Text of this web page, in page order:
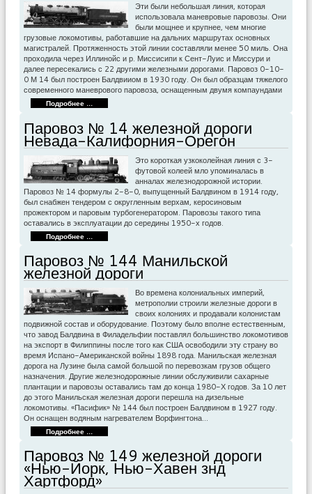
Эти были небольшая линия, которая
использовала маневровые паровозы. Они
были мощнее и крупнее, чем многие
грузовые локомотивы, работавшие на дальних маршрутах основных
магистралей. Протяженность этой линии составляли менее 50 миль. Она
проходила через Иллинойс и р. Миссисипи к Сент-Луис и Миссури и
далее пересекались с 22 другими железными дорогами. Паровоз 0-10-
0 М 14 был построен Балдвииом в 1930 году. Он был образцам тяжелого
современного маневрового паровоза, оснащенным двумя компаундами
Подробнее ...
Паровоз № 14 железной дороги
Невада-Калифорния-Орегон
Это короткая узкоколейная линия с 3-
футовой колеей мло упоминалась в
анналах железнодорожной истории.
Паровоз № 14 формулы 2-8-0, выпущенный Балдвином в 1914 году,
был снабжен тендером с округленным верхам, керосиновым
прожектором и паровым турбогенератором. Паровозы такого типа
оставались в эксплуатации до середины 1950-х годов.
Подробнее ...
Паровоз № 144 Манильской
железной дороги
Во времена колониальных империй,
метрополии строили железные дороги в
своих колониях и продавали колонистам
подвижной состав и оборудование. Поэтому было вполне естественным,
что завод Балдвина в Филадельфии поставлял большинство локомотивов
на экспорт в Филиппины после того как США освободили эту страну во
время Испано-Американской войны 1898 года. Манильская железная
дорога на Лузине была самой большой по перевозкам грузов общего
назначения. Другие железнодорожные линии обслуживили сахарные
плантации и паровозы оставались там до конца 1980-Х годов. За 10 лет
до этого Манильская железная дороги перешла на дизельные
локомотивы. «Пасифик» № 144 был построен Балдвином в 1927 году.
Он оснащен водяным нагревателем Ворфингтона…
Подробнее ...
Паровоз № 149 железной дороги
«Нью-Йорк, Нью-Хавен знд
Хартфорд»